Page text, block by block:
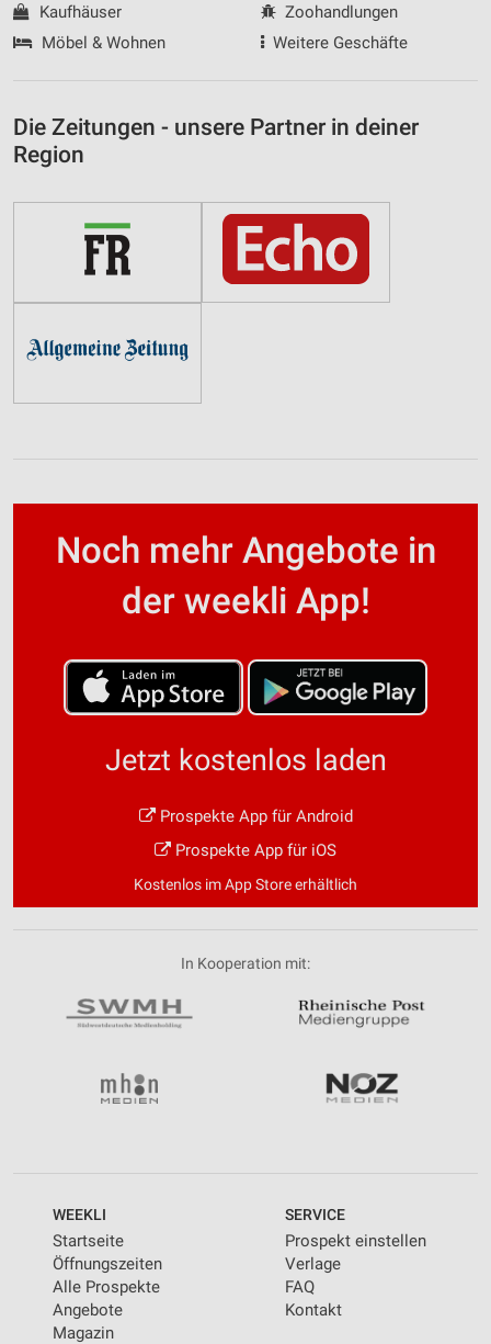
Kaufhäuser
Möbel & Wohnen
Zoohandlungen
Weitere Geschäfte
Die Zeitungen - unsere Partner in deiner
Region
Noch mehr Angebote in
der weekli App!
Jetzt kostenlos laden
Prospekte App für Android
Prospekte App für iOS
Kostenlos im App Store erhältlich
In Kooperation mit:
WEEKLI
Startseite
Öffnungszeiten
Alle Prospekte
Angebote
Magazin
SERVICE
Prospekt einstellen
Verlage
FAQ
Kontakt